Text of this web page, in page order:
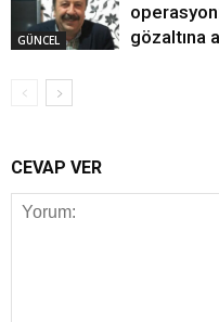
GÜNCEL
gözaltına
CEVAP VER